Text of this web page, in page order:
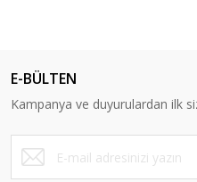
E-BÜLTEN
Kampanya ve duyurulardan ilk